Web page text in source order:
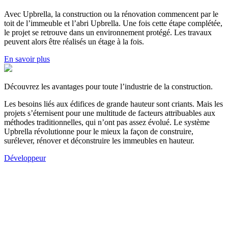
Avec Upbrella, la construction ou la rénovation commencent par le
toit de l’immeuble et l’abri Upbrella. Une fois cette étape complétée,
le projet se retrouve dans un environnement protégé. Les travaux
peuvent alors être réalisés un étage à la fois.
En savoir plus
Découvrez les avantages pour toute l’industrie de la construction.
Les besoins liés aux édifices de grande hauteur sont criants. Mais les
projets s’éternisent pour une multitude de facteurs attribuables aux
méthodes traditionnelles, qui n’ont pas assez évolué. Le système
Upbrella révolutionne pour le mieux la façon de construire,
surélever, rénover et déconstruire les immeubles en hauteur.
Développeur